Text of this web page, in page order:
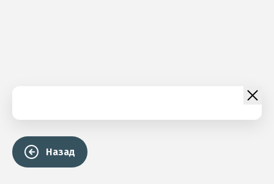
Назад